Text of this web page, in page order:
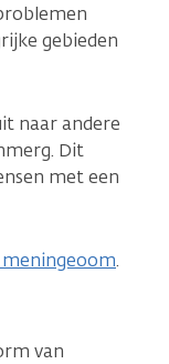
gebieden
naar andere
Dit
met een
.
van